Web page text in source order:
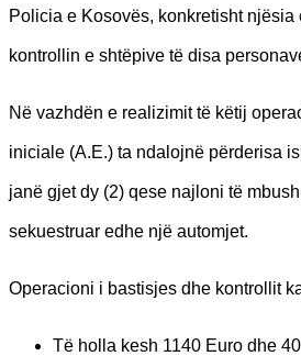
Policia e Kosovës, konkretisht
kontrollin e shtëpive të disa
Në vazhdën e realizimit të këtij
iniciale (A.E.) ta ndalojnë përderisa
janë gjet dy (2) qese najloni të
sekuestruar edhe një automjet.
Operacioni i bastisjes dhe kontrollit
Të holla kesh 1140 Euro dhe